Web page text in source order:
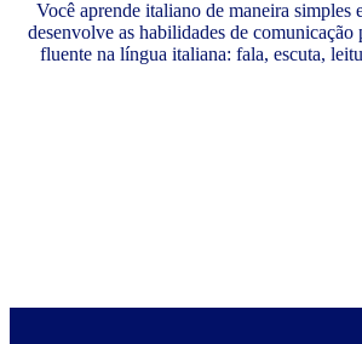
Você aprende italiano de maneira simples
desenvolve as habilidades de comunicação
fluente na língua italiana: fala, escuta,